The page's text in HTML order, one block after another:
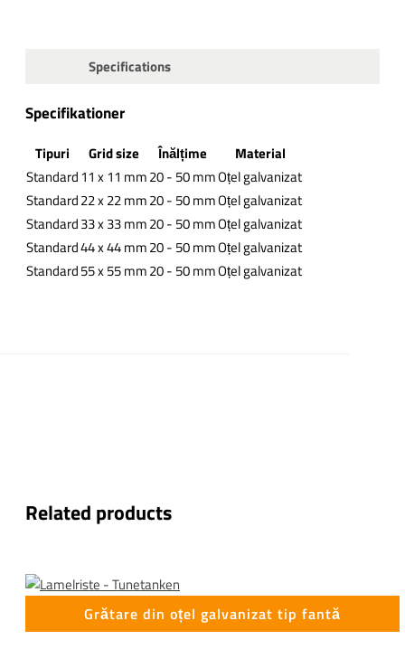
Specifications
Specifikationer
Tipuri Grid size Înălțime
Material
Standard11 x 11 mm20 - 50 mmOțel galvanizat
Standard22 x 22 mm20 - 50 mmOțel galvanizat
Standard33 x 33 mm20 - 50 mmOțel galvanizat
Standard44 x 44 mm20 - 50 mmOțel galvanizat
Standard55 x 55 mm20 - 50 mmOțel galvanizat
Related products
Grătare din oțel galvanizat tip fantă